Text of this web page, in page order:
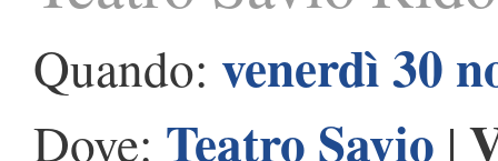
Quando: venerdì 30
Dove: Teatro Savio |